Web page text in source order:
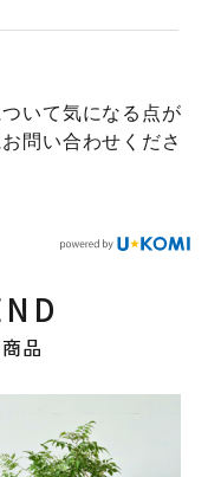
いて気になる点が
問い合わせくださ
品